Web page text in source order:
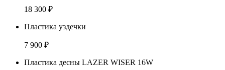
18 300 ₽
Пластика уздечки
7 900 ₽
Пластика десны LAZER WISER 16W